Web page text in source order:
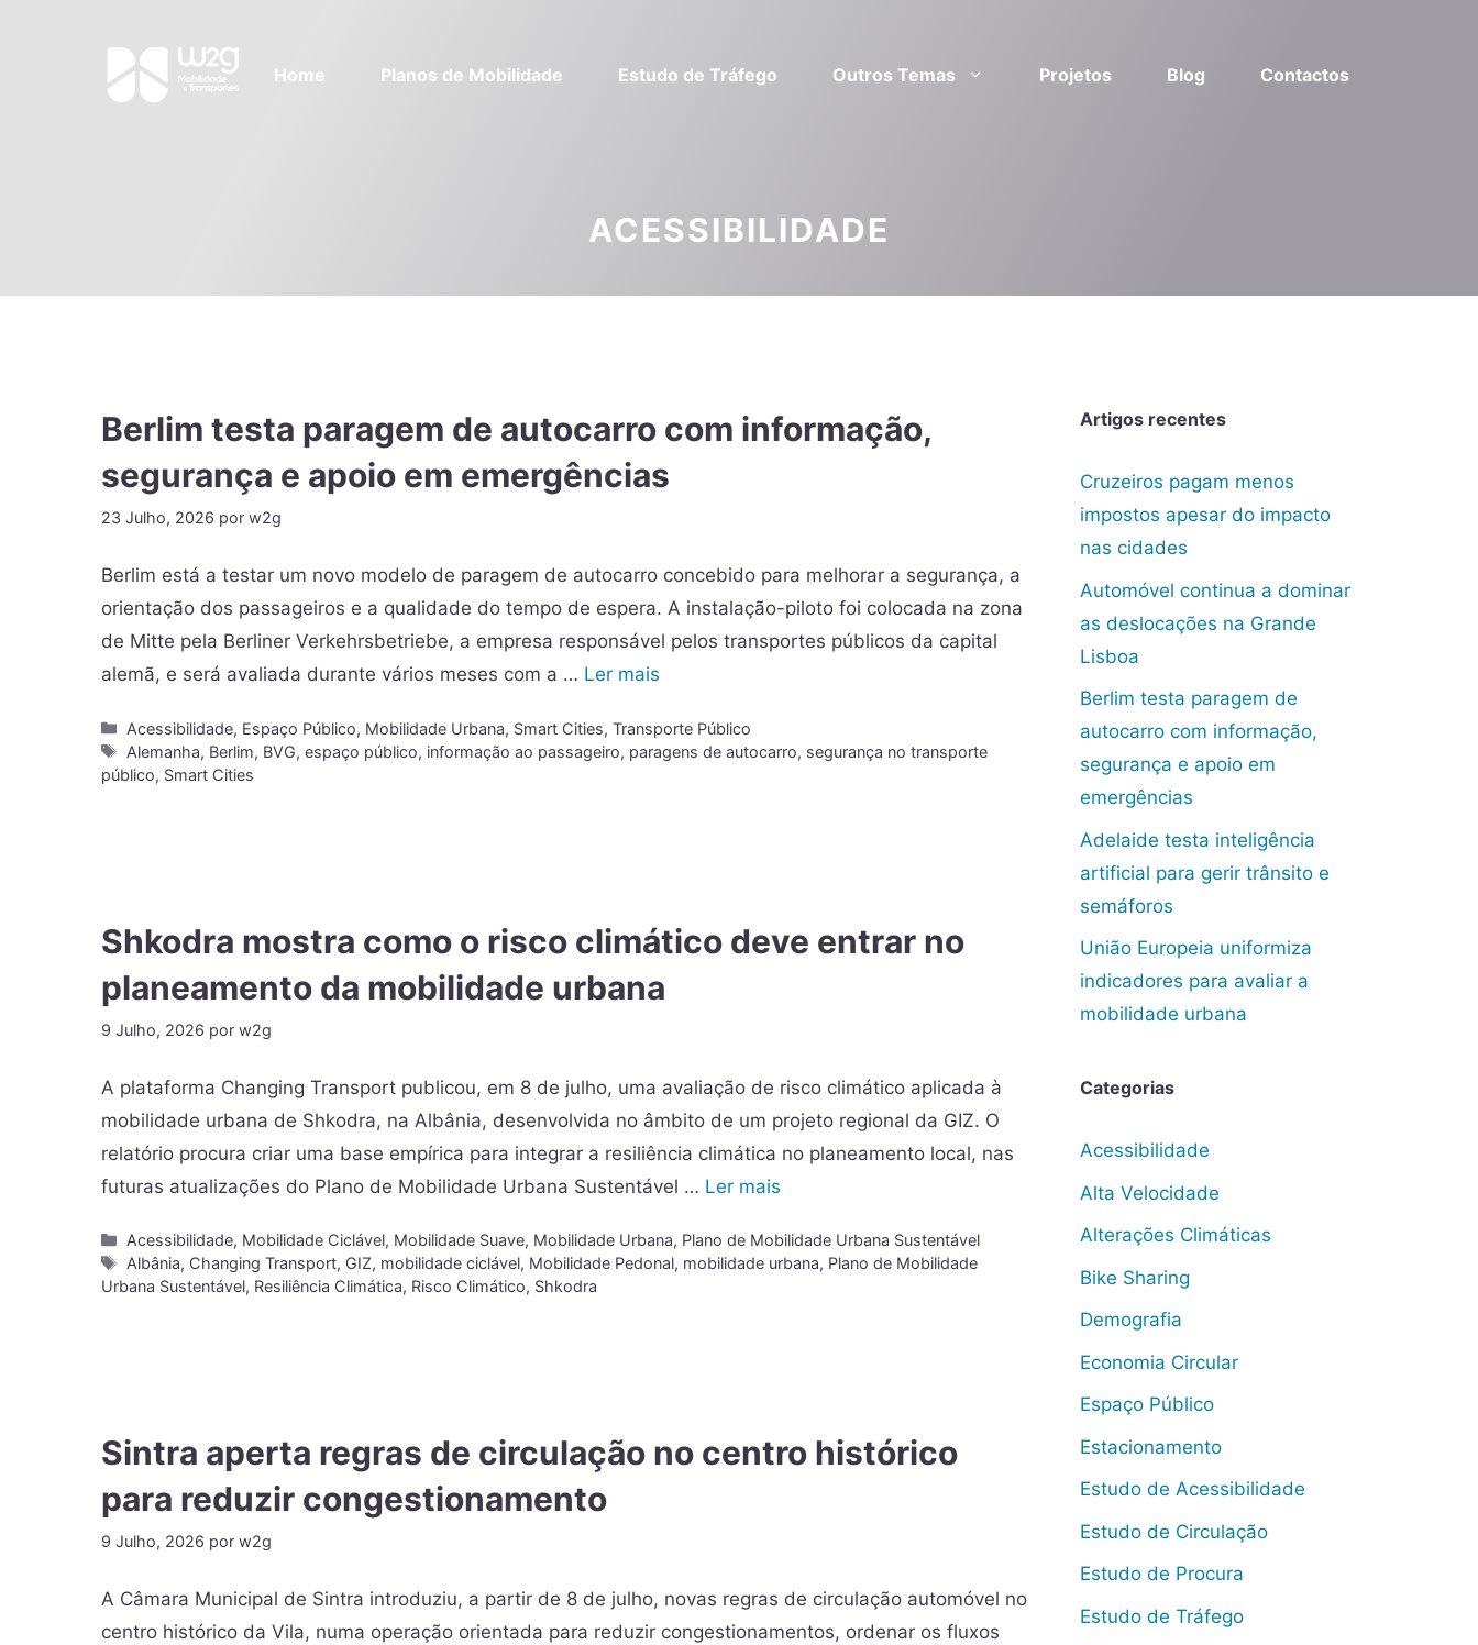
Home Planos de Mobilidade Estudo de Tráfego Outros Temas Projetos Blog Contactos
ACESSIBILIDADE
Berlim testa paragem de autocarro com informação,
segurança e apoio em emergências
23 Julho, 2026 por w2g
Berlim está a testar um novo modelo de paragem de autocarro concebido para melhorar a segurança, a
orientação dos passageiros e a qualidade do tempo de espera. A instalação-piloto foi colocada na zona
de Mitte pela Berliner Verkehrsbetriebe, a empresa responsável pelos transportes públicos da capital
alemã, e será avaliada durante vários meses com a … Ler mais
Acessibilidade, Espaço Público, Mobilidade Urbana, Smart Cities,Transporte Público
Alemanha, Berlim, BVG,espaço público, informação ao passageiro, paragens de autocarro, segurança no transporte
público, Smart Cities
Shkodra mostra como o risco climático deve entrar no
planeamento da mobilidade urbana
9 Julho, 2026 por w2g
A plataforma Changing Transport publicou, em 8 de julho, uma avaliação de risco climático aplicada à
mobilidade urbana de Shkodra, na Albânia, desenvolvida no âmbito de um projeto regional da GIZ. O
relatório procura criar uma base empírica para integrar a resiliência climática no planeamento local, nas
futuras atualizações do Plano de Mobilidade Urbana Sustentável … Ler mais
Acessibilidade, Mobilidade Ciclável, Mobilidade Suave, Mobilidade Urbana, Plano de Mobilidade Urbana Sustentável
Albânia, Changing Transport, GIZ, mobilidade ciclável, Mobilidade Pedonal, mobilidade urbana, Plano de Mobilidade
Urbana Sustentável, Resiliência Climática, Risco Climático, Shkodra
Sintra aperta regras de circulação no centro histórico
para reduzir congestionamento
9 Julho, 2026 por w2g
A Câmara Municipal de Sintra introduziu, a partir de 8 de julho, novas regras de circulação automóvel no
centro histórico da Vila, numa operação orientada para reduzir congestionamentos, ordenar os fluxos
Artigos recentes
Cruzeiros pagam menos
impostos apesar do impacto
nas cidades
Automóvel continua a dominar
as deslocações na Grande
Lisboa
Berlim testa paragem de
autocarro com informação,
segurança e apoio em
emergências
Adelaide testa inteligência
artificial para gerir trânsito e
semáforos
União Europeia uniformiza
indicadores para avaliar a
mobilidade urbana
Categorias
Acessibilidade
Alta Velocidade
Alterações Climáticas
Bike Sharing
Demografia
Economia Circular
Espaço Público
Estacionamento
Estudo de Acessibilidade
Estudo de Circulação
Estudo de Procura
Estudo de Tráfego